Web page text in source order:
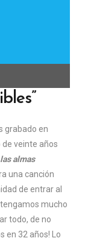
grabado en
de veinte años
almas
una canción
de entrar al
mucho
todo, de no
en 32 años! Lo